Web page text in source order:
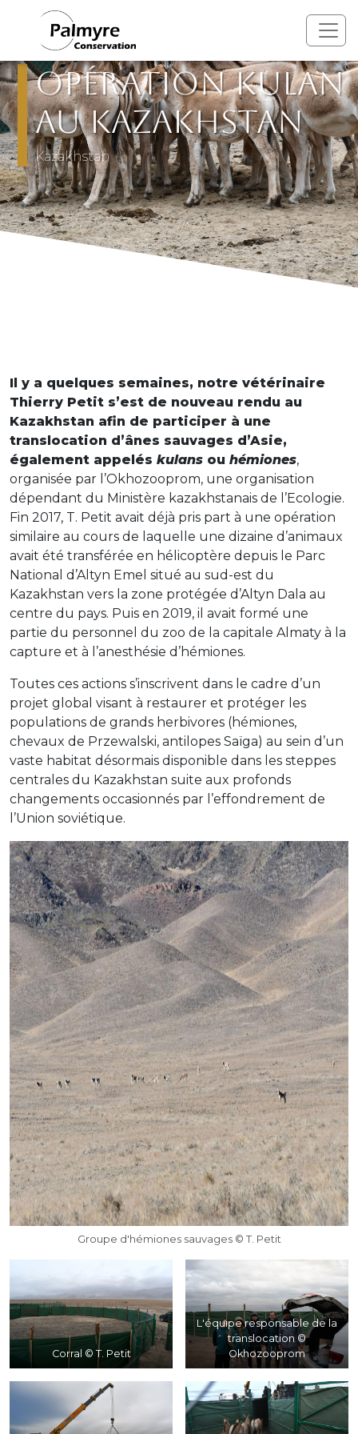
Aller au contenu principal
Opération Kulan
au Kazakhstan
Kazakhstan
Il y a quelques semaines, notre vétérinaire
Thierry Petit s’est de nouveau rendu au
Kazakhstan afin de participer à une
translocation d’ânes sauvages d’Asie,
également appelés kulans ou hémiones,
organisée par l’Okhozooprom, une organisation
dépendant du Ministère kazakhstanais de l’Ecologie.
Fin 2017, T. Petit avait déjà pris part à une opération
similaire au cours de laquelle une dizaine d’animaux
avait été transférée en hélicoptère depuis le Parc
National d’Altyn Emel situé au sud-est du
Kazakhstan vers la zone protégée d’Altyn Dala au
centre du pays. Puis en 2019, il avait formé une
partie du personnel du zoo de la capitale Almaty à la
capture et à l’anesthésie d’hémiones.
Toutes ces actions s’inscrivent dans le cadre d’un
projet global visant à restaurer et protéger les
populations de grands herbivores (hémiones,
chevaux de Przewalski, antilopes Saïga) au sein d’un
vaste habitat désormais disponible dans les steppes
centrales du Kazakhstan suite aux profonds
changements occasionnés par l’effondrement de
l’Union soviétique.
Groupe d'hémiones sauvages © T. Petit
Corral © T. Petit
L'équipe responsable de la
translocation ©
Okhozooprom